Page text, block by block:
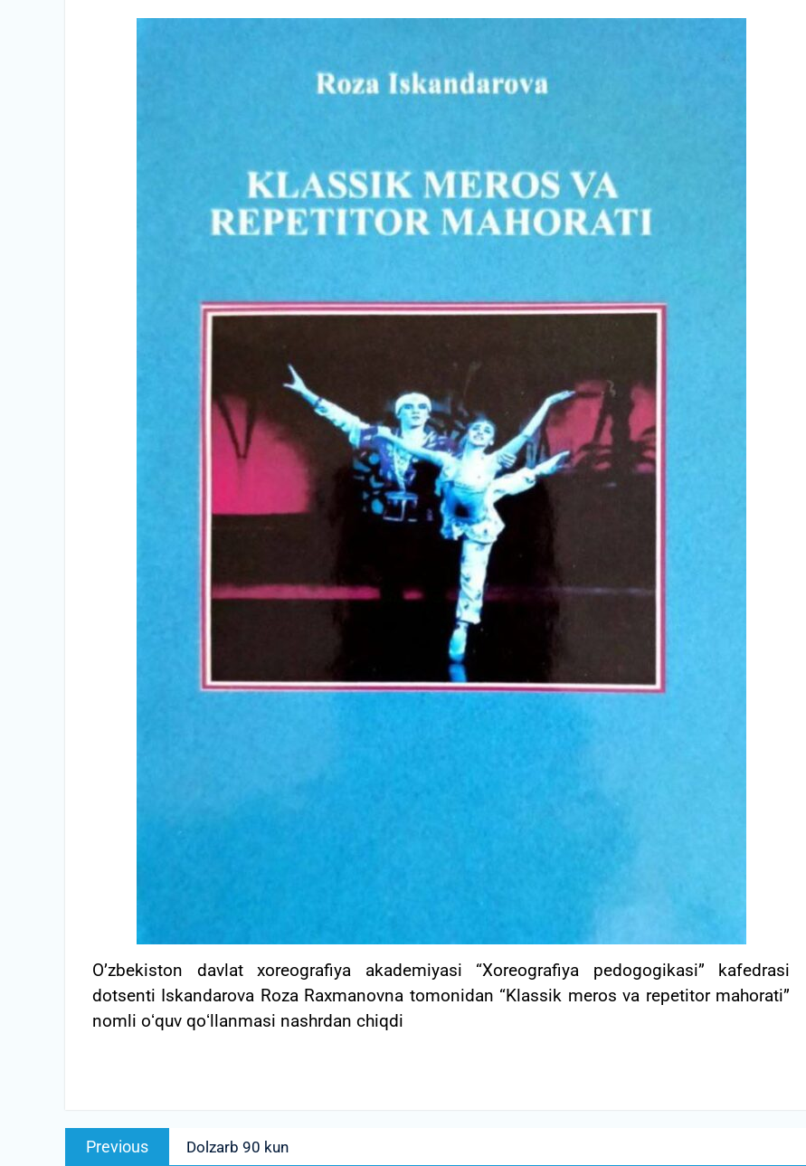
O’zbekiston davlat xoreografiya akademiyasi “Xoreografiya pedogogikasi” kafedrasi
dotsenti Iskandarova Roza Raxmanovna tomonidan “Klassik meros va repetitor mahorati”
nomli oʻquv qoʻllanmasi nashrdan chiqdi
Post
menyusi
Previous
Previous
post:
Dolzarb 90 kun